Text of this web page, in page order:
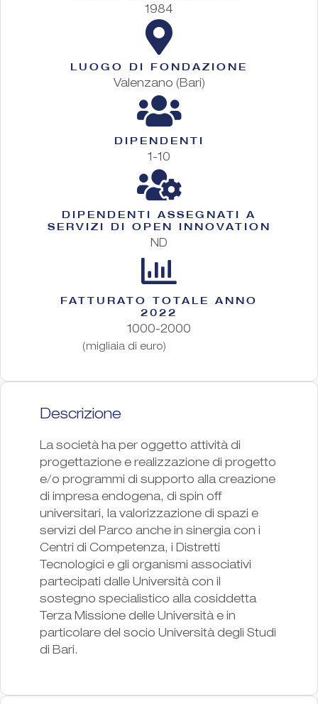
1984
LUOGO DI FONDAZIONE
Valenzano (Bari)
DIPENDENTI
1-10
DIPENDENTI ASSEGNATI A
SERVIZI DI OPEN INNOVATION
ND
FATTURATO TOTALE ANNO
2022
1000-2000
(migliaia di euro)
Descrizione
La società ha per oggetto attività di
progettazione e realizzazione di progetto
e/o programmi di supporto alla creazione
di impresa endogena, di spin off
universitari, la valorizzazione di spazi e
servizi del Parco anche in sinergia con i
Centri di Competenza, i Distretti
Tecnologici e gli organismi associativi
partecipati dalle Università con il
sostegno specialistico alla cosiddetta
Terza Missione delle Università e in
particolare del socio Università degli Studi
di Bari.